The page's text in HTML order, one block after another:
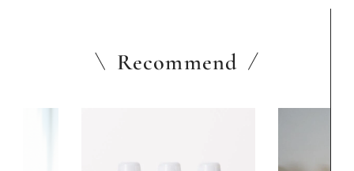
Recommend